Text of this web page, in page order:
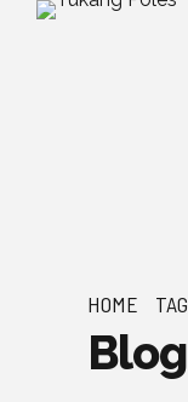
HOME TAG
Blog